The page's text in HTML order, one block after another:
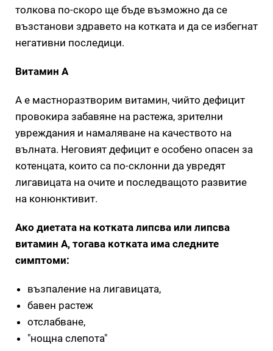
толкова по-скоро ще бъде възможно да се
възстанови здравето на котката и да се избегнат
негативни последици.
Витамин А
А е мастноразтворим витамин, чийто дефицит
провокира забавяне на растежа, зрителни
увреждания и намаляване на качеството на
вълната. Неговият дефицит е особено опасен за
котенцата, които са по-склонни да увредят
лигавицата на очите и последващото развитие
на конюнктивит.
Ако диетата на котката липсва или липсва
витамин А, тогава котката има следните
симптоми:
възпаление на лигавицата,
бавен растеж
отслабване,
"нощна слепота"